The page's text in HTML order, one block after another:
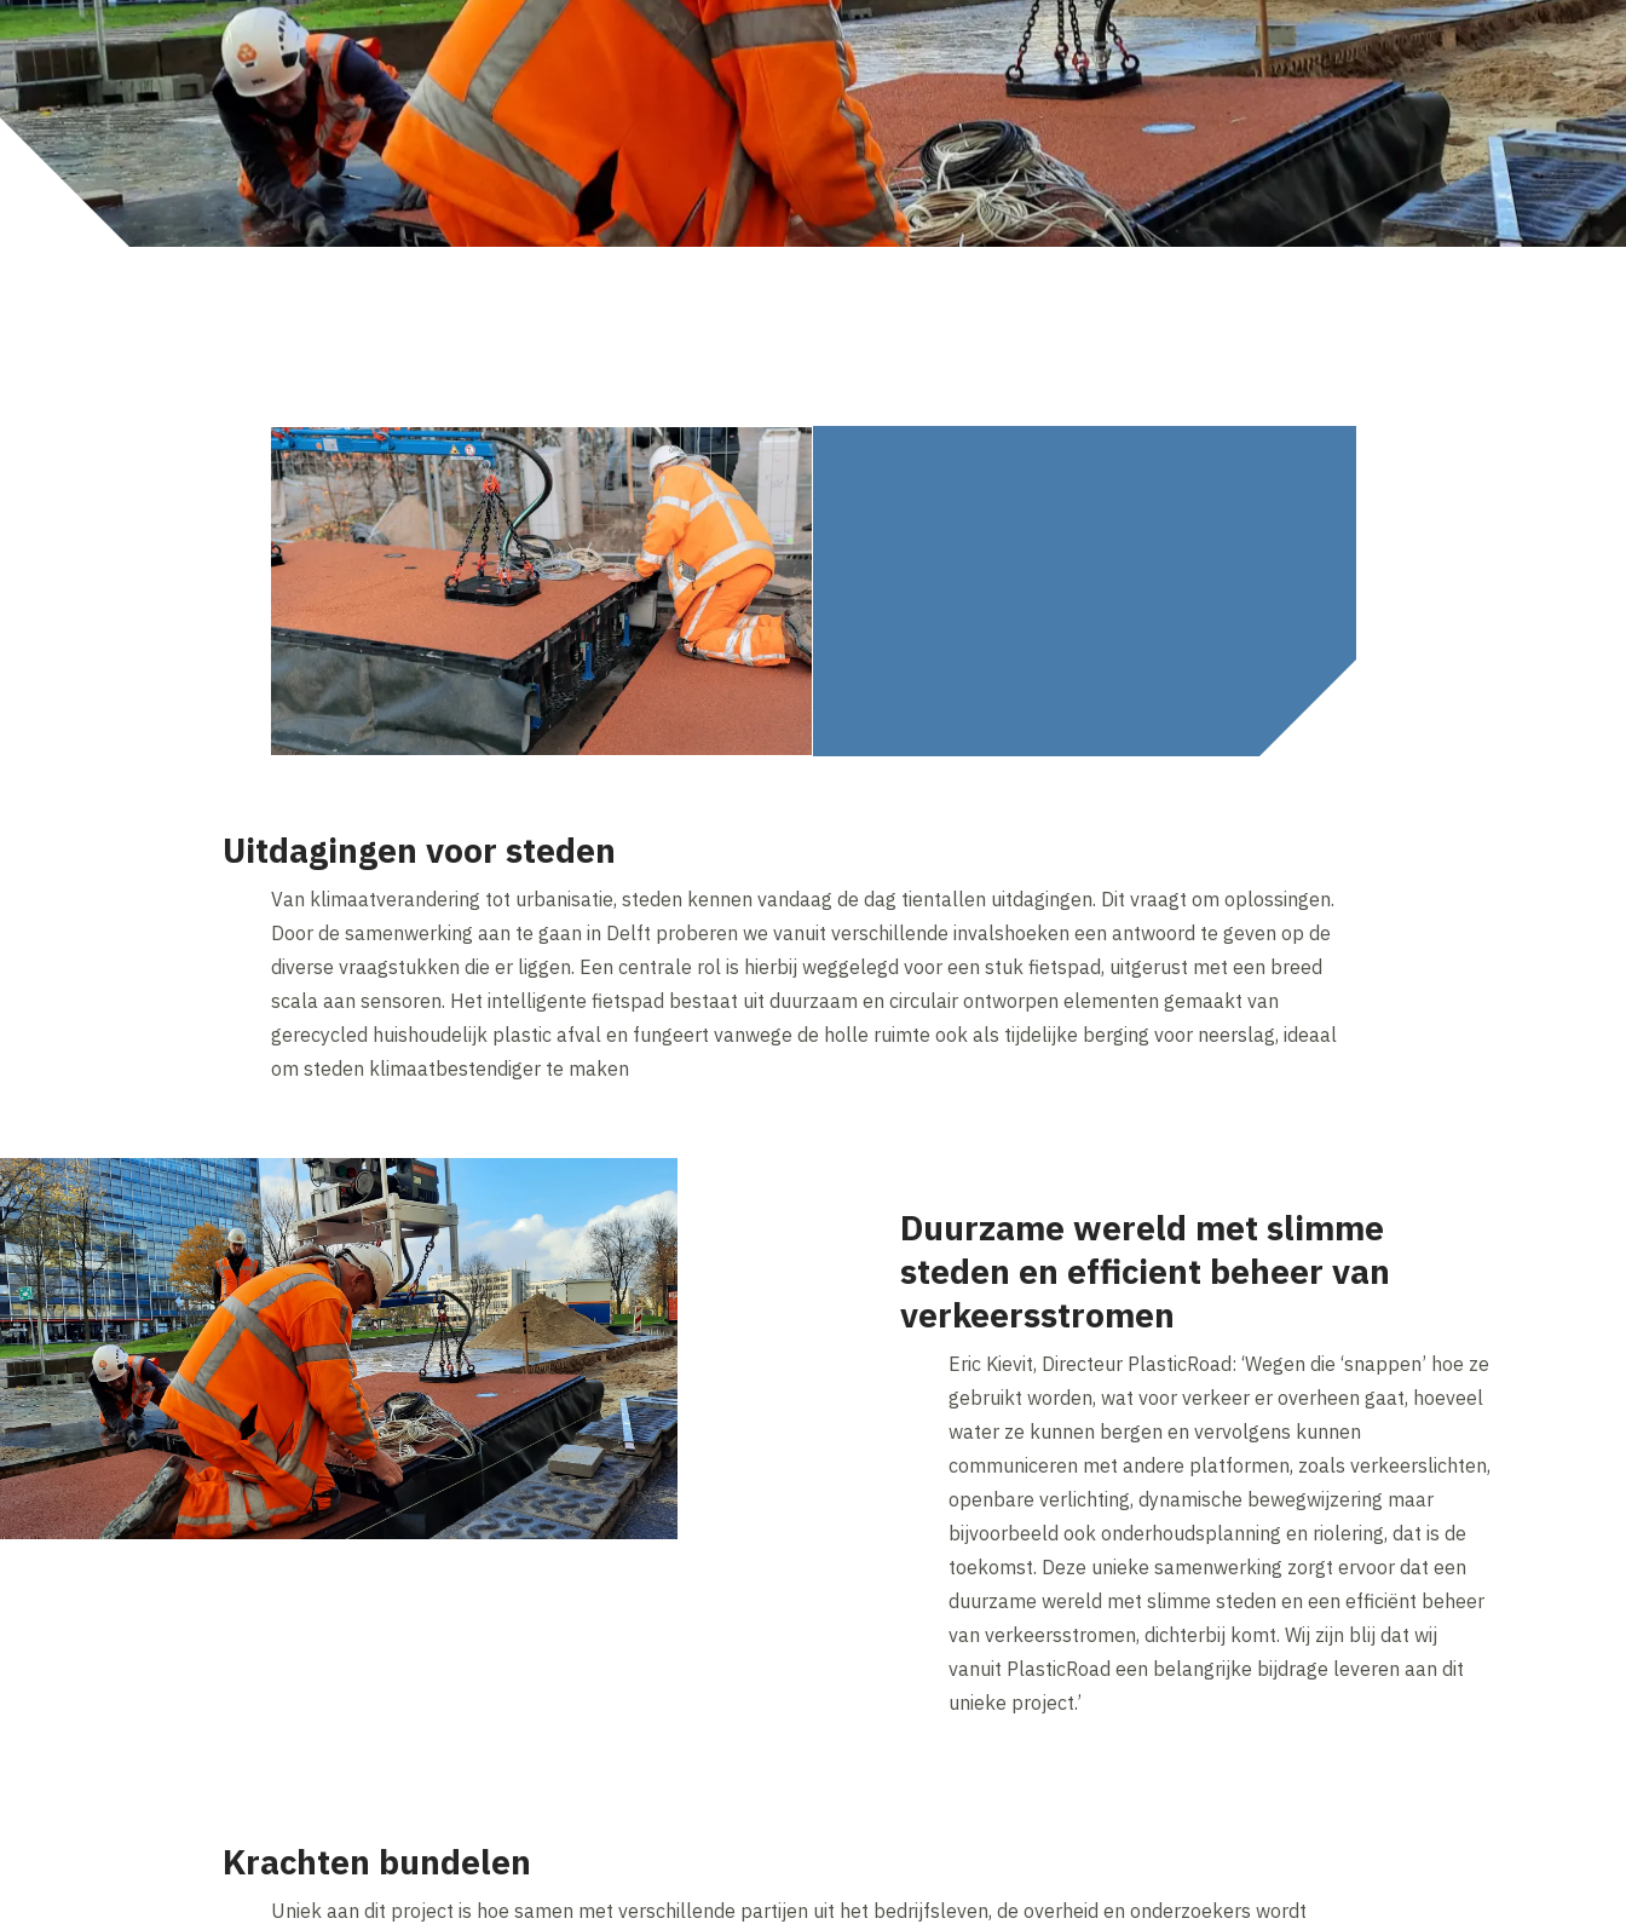
Uitdagingen voor steden
Van klimaatverandering tot urbanisatie, steden kennen vandaag de dag tientallen uitdagingen. Dit vraagt om oplossingen.
Door de samenwerking aan te gaan in Delft proberen we vanuit verschillende invalshoeken een antwoord te geven op de
diverse vraagstukken die er liggen. Een centrale rol is hierbij weggelegd voor een stuk fietspad, uitgerust met een breed
scala aan sensoren. Het intelligente fietspad bestaat uit duurzaam en circulair ontworpen elementen gemaakt van
gerecycled huishoudelijk plastic afval en fungeert vanwege de holle ruimte ook als tijdelijke berging voor neerslag, ideaal
om steden klimaatbestendiger te maken
Duurzame wereld met slimme
steden en efficient beheer van
verkeersstromen
Eric Kievit, Directeur PlasticRoad: ‘Wegen die ‘snappen’ hoe ze
gebruikt worden, wat voor verkeer er overheen gaat, hoeveel
water ze kunnen bergen en vervolgens kunnen
communiceren met andere platformen, zoals verkeerslichten,
openbare verlichting, dynamische bewegwijzering maar
bijvoorbeeld ook onderhoudsplanning en riolering, dat is de
toekomst. Deze unieke samenwerking zorgt ervoor dat een
duurzame wereld met slimme steden en een efficiënt beheer
van verkeersstromen, dichterbij komt. Wij zijn blij dat wij
vanuit PlasticRoad een belangrijke bijdrage leveren aan dit
unieke project.’
Krachten bundelen
Uniek aan dit project is hoe samen met verschillende partijen uit het bedrijfsleven, de overheid en onderzoekers wordt